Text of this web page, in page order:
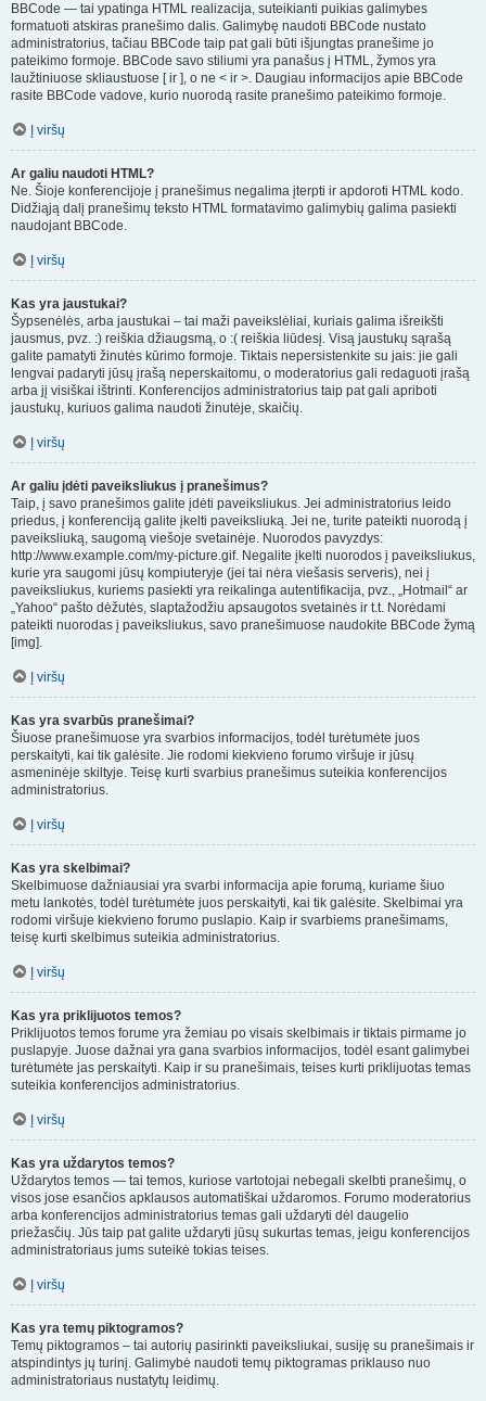
BBCode — tai ypatinga HTML realizacija, suteikianti puikias galimybes
formatuoti atskiras pranešimo dalis. Galimybę naudoti BBCode nustato
administratorius, tačiau BBCode taip pat gali būti išjungtas pranešime jo
pateikimo formoje. BBCode savo stiliumi yra panašus į HTML, žymos yra
laužtiniuose skliaustuose [ ir ], o ne < ir >. Daugiau informacijos apie BBCode
rasite BBCode vadove, kurio nuorodą rasite pranešimo pateikimo formoje.
Į viršų
Ar galiu naudoti HTML?
Ne. Šioje konferencijoje į pranešimus negalima įterpti ir apdoroti HTML kodo.
Didžiąją dalį pranešimų teksto HTML formatavimo galimybių galima pasiekti
naudojant BBCode.
Į viršų
Kas yra jaustukai?
Šypsenėlės, arba jaustukai – tai maži paveikslėliai, kuriais galima išreikšti
jausmus, pvz. :) reiškia džiaugsmą, o :( reiškia liūdesį. Visą jaustukų sąrašą
galite pamatyti žinutės kūrimo formoje. Tiktais nepersistenkite su jais: jie gali
lengvai padaryti jūsų įrašą neperskaitomu, o moderatorius gali redaguoti įrašą
arba jį visiškai ištrinti. Konferencijos administratorius taip pat gali apriboti
jaustukų, kuriuos galima naudoti žinutėje, skaičių.
Į viršų
Ar galiu įdėti paveiksliukus į pranešimus?
Taip, į savo pranešimos galite įdėti paveiksliukus. Jei administratorius leido
priedus, į konferenciją galite įkelti paveiksliuką. Jei ne, turite pateikti nuorodą į
paveiksliuką, saugomą viešoje svetainėje. Nuorodos pavyzdys:
http://www.example.com/my-picture.gif. Negalite įkelti nuorodos į paveiksliukus,
kurie yra saugomi jūsų kompiuteryje (jei tai nėra viešasis serveris), nei į
paveiksliukus, kuriems pasiekti yra reikalinga autentifikacija, pvz., „Hotmail“ ar
„Yahoo“ pašto dėžutės, slaptažodžiu apsaugotos svetainės ir t.t. Norėdami
pateikti nuorodas į paveiksliukus, ​​savo pranešimuose naudokite BBCode žymą
[img].
Į viršų
Kas yra svarbūs pranešimai?
Šiuose pranešimuose yra svarbios informacijos, todėl turėtumėte juos
perskaityti, kai tik galėsite. Jie rodomi kiekvieno forumo viršuje ir jūsų
asmeninėje skiltyje. Teisę kurti svarbius pranešimus suteikia konferencijos
administratorius.
Į viršų
Kas yra skelbimai?
Skelbimuose dažniausiai yra svarbi informacija apie forumą, kuriame šiuo
metu lankotės, todėl turėtumėte juos perskaityti, kai tik galėsite. Skelbimai yra
rodomi viršuje kiekvieno forumo puslapio. Kaip ir svarbiems pranešimams,
teisę kurti skelbimus suteikia administratorius.
Į viršų
Kas yra priklijuotos temos?
Priklijuotos temos forume yra žemiau po visais skelbimais ir tiktais pirmame jo
puslapyje. Juose dažnai yra gana svarbios informacijos, todėl esant galimybei
turėtumėte jas perskaityti. Kaip ir su pranešimais, teises kurti priklijuotas temas
suteikia konferencijos administratorius.
Į viršų
Kas yra uždarytos temos?
Uždarytos temos — tai temos, kuriose vartotojai nebegali skelbti pranešimų, o
visos jose esančios apklausos automatiškai uždaromos. Forumo moderatorius
arba konferencijos administratorius temas gali uždaryti dėl daugelio
priežasčių. Jūs taip pat galite uždaryti jūsų sukurtas temas, jeigu konferencijos
administratoriaus jums suteikė tokias teises.
Į viršų
Kas yra temų piktogramos?
Temų piktogramos – tai autorių pasirinkti paveiksliukai, susiję su pranešimais ir
atspindintys jų turinį. Galimybė naudoti temų piktogramas priklauso nuo
administratoriaus nustatytų leidimų.